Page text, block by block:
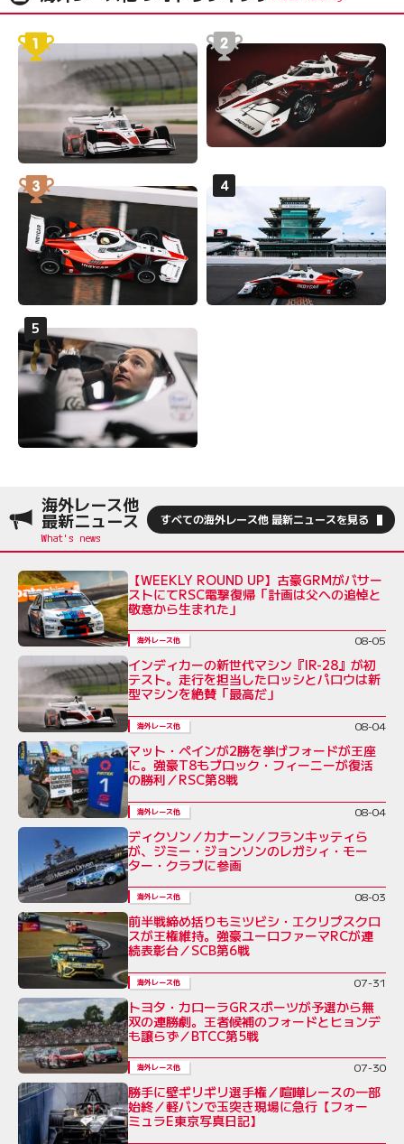
海外レース他
最新ニュース すべての海外レース他 最新ニュースを見る
【WEEKLY ROUND UP】古豪GRMがバサー
ストにてRSC電撃復帰「計画は父への追悼と
敬意から生まれた」
海外レース他 08-05
インディカーの新世代マシン『IR-28』が初
テスト。走行を担当したロッシとパロウは新
型マシンを絶賛「最高だ」
海外レース他 08-04
マット・ペインが2勝を挙げフォードが王座
に。強豪T8もブロック・フィーニーが復活
の勝利／RSC第8戦
海外レース他 08-04
ディクソン／カナーン／フランキッティら
が、ジミー・ジョンソンのレガシィ・モー
ター・クラブに参画
海外レース他 08-03
前半戦締め括りもミツビシ・エクリプスクロ
スが王権維持。強豪ユーロファーマRCが連
続表彰台／SCB第6戦
海外レース他 07-31
トヨタ・カローラGRスポーツが予選から無
双の連勝劇。王者候補のフォードとヒョンデ
も譲らず／BTCC第5戦
海外レース他 07-30
勝手に壁ギリギリ選手権／喧嘩レースの一部
始終／軽バンで玉突き現場に急行【フォー
ミュラE東京写真日記】